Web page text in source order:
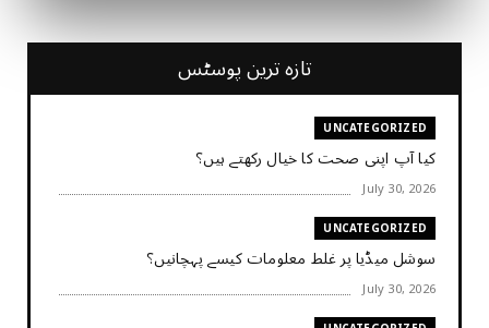
تازہ ترین پوسٹس
UNCATEGORIZED
کیا آپ اپنی صحت کا خیال رکھتے ہیں؟
July 30, 2026
UNCATEGORIZED
سوشل میڈیا پر غلط معلومات کیسے پہچانیں؟
July 30, 2026